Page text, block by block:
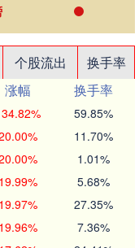
个股流出
换手率
涨幅
换手率
59.85%
11.70%
1.01%
19.99% 5.68%
19.97% 27.35%
19.96% 7.36%